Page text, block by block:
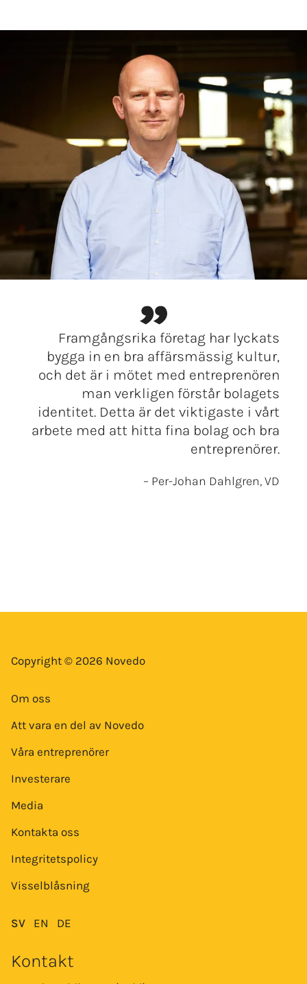
Framgångsrika företag har lyckats
bygga in en bra affärsmässig kultur,
och det är i mötet med entreprenören
man verkligen förstår bolagets
identitet. Detta är det viktigaste i vårt
arbete med att hitta fina bolag och bra
entreprenörer.
– Per-Johan Dahlgren, VD
Copyright © 2026 Novedo
Om oss
Att vara en del av Novedo
Våra entreprenörer
Investerare
Media
Kontakta oss
Integritetspolicy
Visselblåsning
SV EN DE
Kontakt